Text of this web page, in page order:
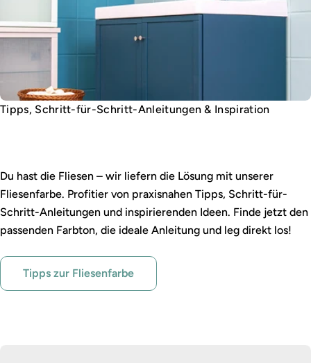
Tipps, Schritt-für-Schritt-Anleitungen & Inspiration
Du hast die Fliesen – wir liefern die Lösung mit unserer
Fliesenfarbe. Profitier von praxisnahen Tipps, Schritt-für-
Schritt-Anleitungen und inspirierenden Ideen. Finde jetzt den
passenden Farbton, die ideale Anleitung und leg direkt los!
Tipps zur Fliesenfarbe